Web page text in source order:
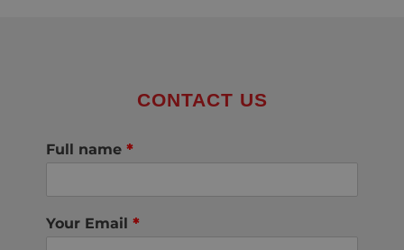
CONTACT US
Full name *
Your Email *